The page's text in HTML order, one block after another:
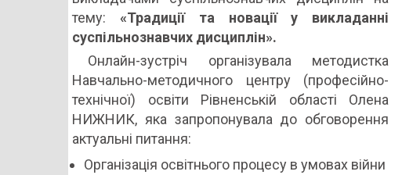
дисциплін
тему: «Традиції та новації у викладанні
суспільнознавчих дисциплін».
Онлайн-зустріч організувала методистка
Навчально-методичного центру (професійно-
технічної) освіти Рівненській області Олена
НИЖНИК, яка запропонувала до обговорення
актуальні питання:
Організація освітнього процесу в умовах війни